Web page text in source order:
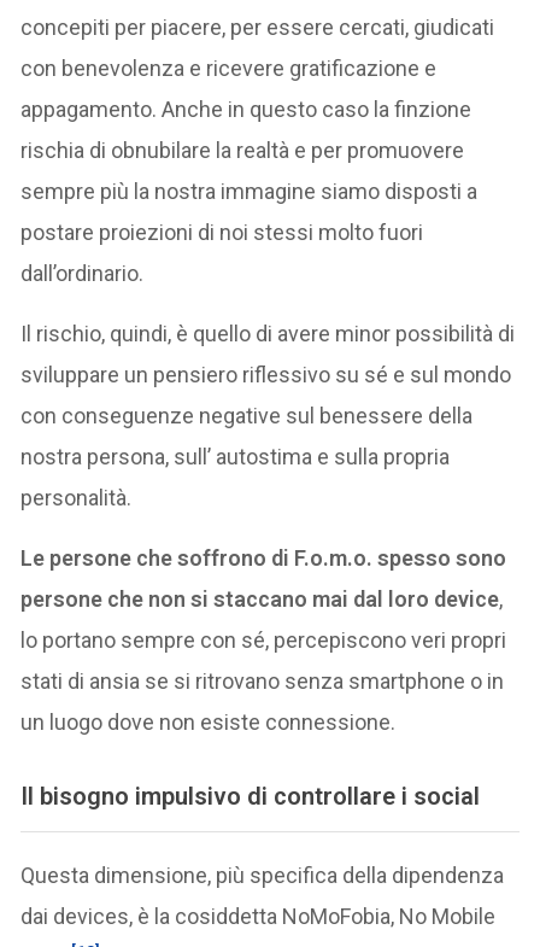
concepiti per piacere, per essere cercati, giudicati
con benevolenza e ricevere gratificazione e
appagamento. Anche in questo caso la finzione
rischia di obnubilare la realtà e per promuovere
sempre più la nostra immagine siamo disposti a
postare proiezioni di noi stessi molto fuori
dall’ordinario.
Il rischio, quindi, è quello di avere minor possibilità di
sviluppare un pensiero riflessivo su sé e sul mondo
con conseguenze negative sul benessere della
nostra persona, sull’ autostima e sulla propria
personalità.
Le persone che soffrono di F.o.m.o. spesso sono
persone che non si staccano mai dal loro device,
lo portano sempre con sé, percepiscono veri propri
stati di ansia se si ritrovano senza smartphone o in
un luogo dove non esiste connessione.
Il bisogno impulsivo di controllare i social
Questa dimensione, più specifica della dipendenza
dai devices, è la cosiddetta NoMoFobia, No Mobile